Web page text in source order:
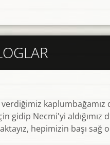
gidip Necmi'yi
hepimizin başı